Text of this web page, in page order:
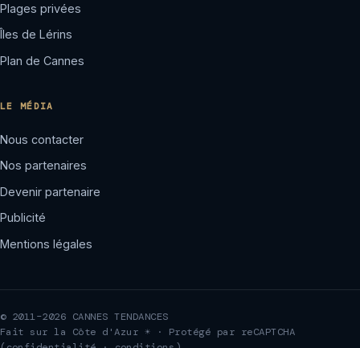
Plages privées
Îles de Lérins
Plan de Cannes
LE MÉDIA
Nous contacter
Nos partenaires
Devenir partenaire
Publicité
Mentions légales
© 2011–2026 CANNES TENDANCES
Fait sur la Côte d'Azur ☀ · Protégé par reCAPTCHA